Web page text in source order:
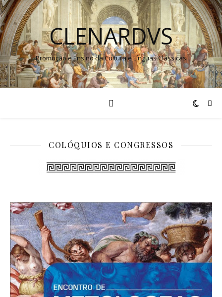
CLENARDVS
Promoção e Ensino da Cultura e Línguas Clássicas
COLÓQUIOS E CONGRESSOS